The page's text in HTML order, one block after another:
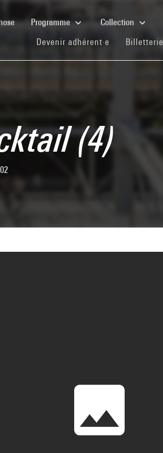
(current)Programme Collection
Devenir adhérent·e (current)
Billetterie
(4)